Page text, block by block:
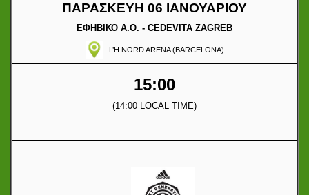
ΠΑΡΑΣΚΕΥΗ 06 ΙΑΝΟΥΑΡΙΟΥ
ΕΦΗΒΙΚΟ Α.Ο. - CEDEVITA ZAGREB
L’H NORD ARENA (BARCELONA)
15:00
(14:00 LOCAL TIME)